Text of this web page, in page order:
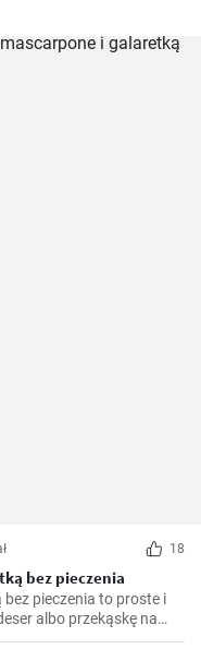
18
bez pieczenia
pieczenia to proste i
albo przekąskę na
ciastu kremowej